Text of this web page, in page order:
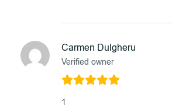
Carmen Dulgheru
Verified owner
1